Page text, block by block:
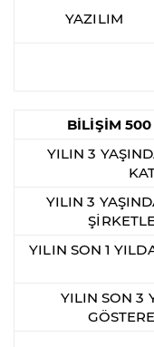
YAZILIM
BİLİŞİM 500
YILIN 3
YILIN 3
YILIN SON 1
YILIN SON 3